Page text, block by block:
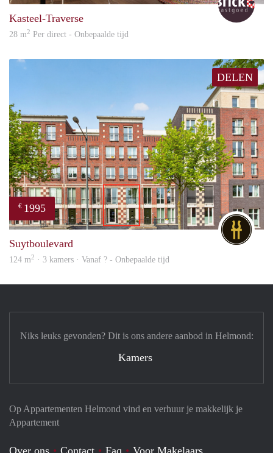
Kasteel-Traverse
28 m2 Per direct - Onbepaalde tijd
DELEN
€ 1995
DG
Suytboulevard
124 m2 · 3 kamers · Vanaf ? - Onbepaalde tijd
Op Appartementen Helmond vind en verhuur je makkelijk je
Appartement
Over ons Contact Faq Voor Makelaars
Niks leuks gevonden? Dit is ons andere aanbod in Helmond:
Kamers